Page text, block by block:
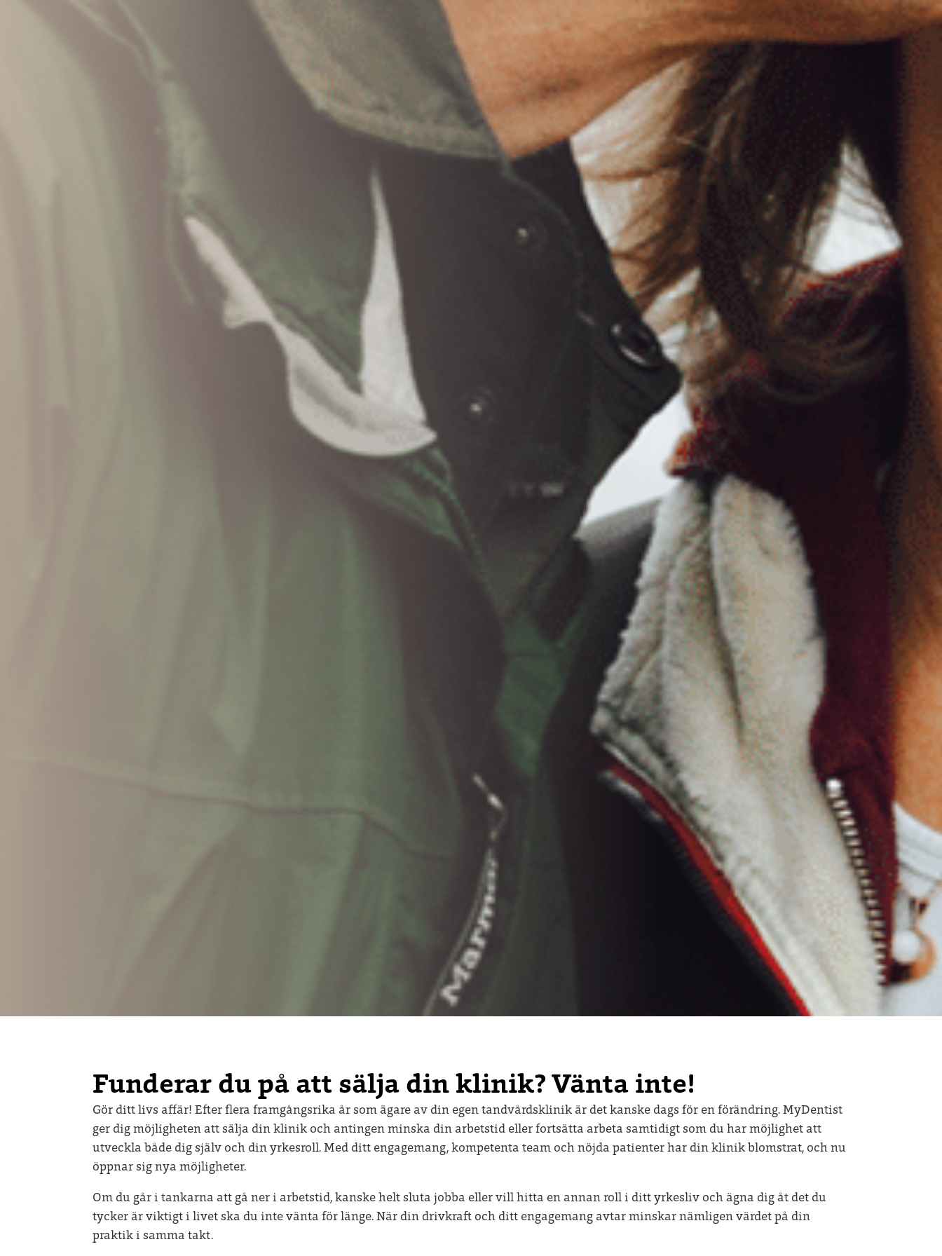
Funderar du på att sälja din klinik? Vänta inte!
Gör ditt livs affär! Efter flera framgångsrika år som ägare av din egen tandvårdsklinik är det kanske dags för en förändring. MyDentist
ger dig möjligheten att sälja din klinik och antingen minska din arbetstid eller fortsätta arbeta samtidigt som du har möjlighet att
utveckla både dig själv och din yrkesroll. Med ditt engagemang, kompetenta team och nöjda patienter har din klinik blomstrat, och nu
öppnar sig nya möjligheter.
Om du går i tankarna att gå ner i arbetstid, kanske helt sluta jobba eller vill hitta en annan roll i ditt yrkesliv och ägna dig åt det du
tycker är viktigt i livet ska du inte vänta för länge. När din drivkraft och ditt engagemang avtar minskar nämligen värdet på din
praktik i samma takt.